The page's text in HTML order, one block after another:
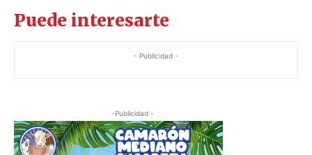
Puede interesarte
- Publicidad -
-Publicidad -